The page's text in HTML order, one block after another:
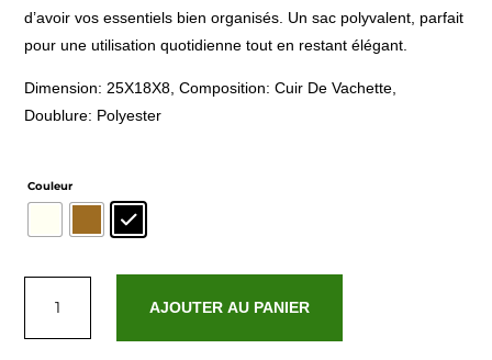
d’avoir vos essentiels bien organisés. Un sac polyvalent, parfait
pour une utilisation quotidienne tout en restant élégant.
Dimension: 25X18X8, Composition: Cuir De Vachette,
Doublure: Polyester
Couleur
AJOUTER AU PANIER